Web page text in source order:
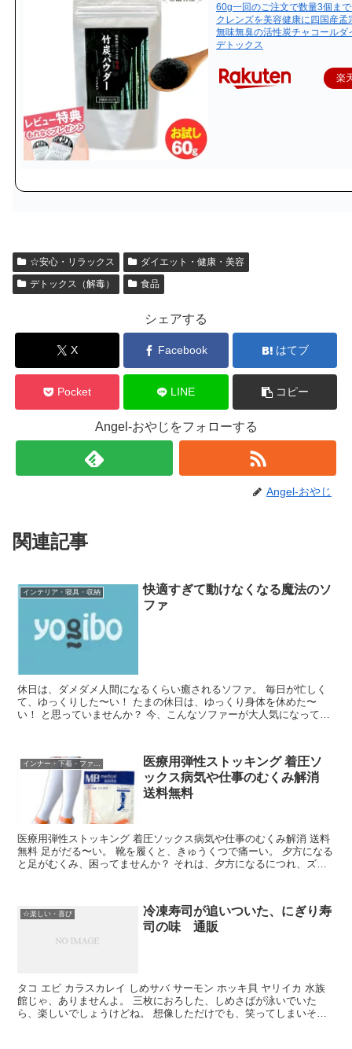
60g一回のご注文で数量3個ま
クレンズを美容健康に四国産孟
無味無臭の活性炭チャコールダ
デトックス
楽
☆安心・リラックス
ダイエット・健康・美容
デトックス（解毒）
食品
シェアする
X Facebook はてブ
Pocket LINE コピー
Angel-おやじをフォローする
Angel-おやじ
関連記事
インテリア・寝具・収納
快適すぎて動けなくなる魔法のソ
ファ
休日は、ダメダメ人間になるくらい癒されるソファ。 毎日が忙しく
て、ゆっくりした〜い！ たまの休日は、ゆっくり身体を休めた〜
い！ と思っていませんか？ 今、こんなソファーが大人気になってい
インナー・下着・ファッション
医療用弾性ストッキング 着圧ソ
ックス病気や仕事のむくみ解消
送料無料
医療用弾性ストッキング 着圧ソックス病気や仕事のむくみ解消 送料
無料 足がだる〜い。 靴を履くと、きゅうくつで痛ーい。 夕方になる
と足がむくみ、困ってませんか？ それは、夕方になるにつれ、ズシ
☆楽しい・喜び
冷凍寿司が追いついた、にぎり寿
司の味 通販
タコ エビ カラスカレイ しめサバ サーモン ホッキ貝 ヤリイカ 水族
館じゃ、ありませんよ。 三枚におろした、しめさばが泳いでいた
ら、楽しいでしょうけどね。 想像しただけでも、笑ってしまいそう